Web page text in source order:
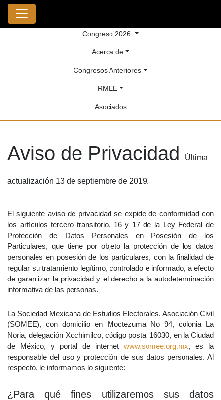
Congreso 2026
Acerca de
Congresos Anteriores
RMEE
Asociados
Aviso de Privacidad Última
actualización 13 de septiembre de 2019.
El siguiente aviso de privacidad se expide de conformidad con
los artículos tercero transitorio, 16 y 17 de la Ley Federal de
Protección de Datos Personales en Posesión de los
Particulares, que tiene por objeto la protección de los datos
personales en posesión de los particulares, con la finalidad de
regular su tratamiento legítimo, controlado e informado, a efecto
de garantizar la privacidad y el derecho a la autodeterminación
informativa de las personas.
La Sociedad Mexicana de Estudios Electorales, Asociación Civil
(SOMEE), con domicilio en Moctezuma No 94, colonia La
Noria, delegación Xochimilco, código postal 16030, en la Ciudad
de México, y portal de internet www.somee.org.mx, es la
responsable del uso y protección de sus datos personales. Al
respecto, le informamos lo siguiente:
¿Para qué fines utilizaremos sus datos